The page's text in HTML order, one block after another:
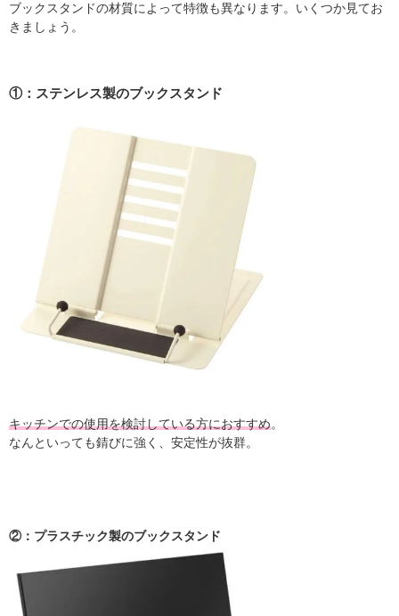
ブックスタンドの材質によって特徴も異なります。いくつか見てお
きましょう。
①：ステンレス製のブックスタンド
キッチンでの使用を検討している方におすすめ。
なんといっても錆びに強く、安定性が抜群。
②：プラスチック製のブックスタンド